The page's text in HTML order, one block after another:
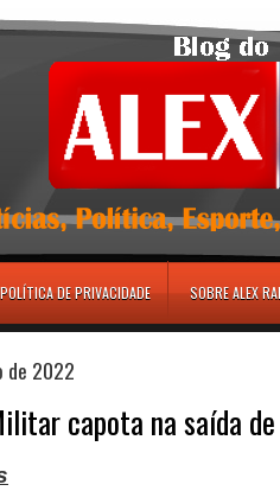
POLÍTICA DE PRIVACIDADE SOBRE ALEX
de 2022
capota na saída